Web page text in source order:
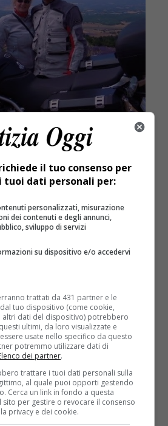
sulla Guzzi che li
che era stato al loro fianco dopo
sorpresa per una coppia di
l’angelo in moto Avevano
il tuo consenso per
tuoi dati personali per:
personalizzati, misurazione
dei contenuti e degli annunci,
sviluppo di servizi
su dispositivo e/o accedervi
trattati da 431 partner e le
tuo dispositivo (come cookie,
altri dati del dispositivo) potrebbero
ultimi, da loro visualizzate e
usate nello specifico da questo
potremmo utilizzare dati di
dei partner.
trattare i tuoi dati personali sulla
al quale puoi opporti gestendo
Cerca un link in fondo a questa
sito per gestire o revocare il consenso
privacy e dei cookie.